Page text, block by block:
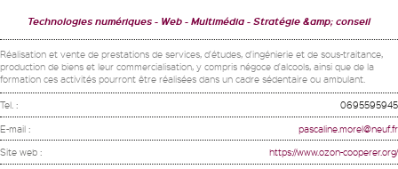
Technologies numériques Web - Multimédia Stratégie &amp; conseil
Réalisation et vente de prestations de services, d'études, d'ingénierie et de sous-traitance,
production de biens et leur commercialisation, y compris négoce d'alcools, ainsi que de la
formation ces activités pourront être réalisées dans un cadre sédentaire ou ambulant.
Tel. : 0695595945
E-mail : pascaline.morel@neuf.fr
Site web : https://www.ozon-cooperer.org/